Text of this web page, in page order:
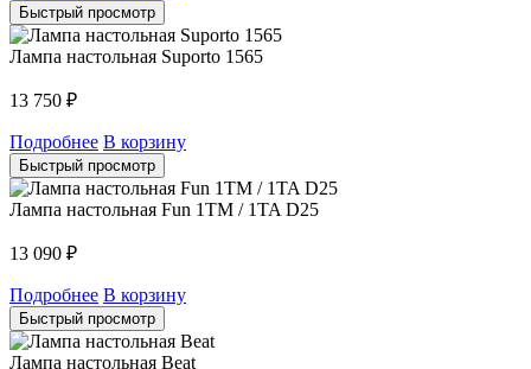
Быстрый просмотр
Лампа настольная Suporto 1565
13 750 ₽
Подробнее В корзину
Быстрый просмотр
Лампа настольная Fun 1TM / 1TA D25
13 090 ₽
Подробнее В корзину
Быстрый просмотр
Лампа настольная Beat